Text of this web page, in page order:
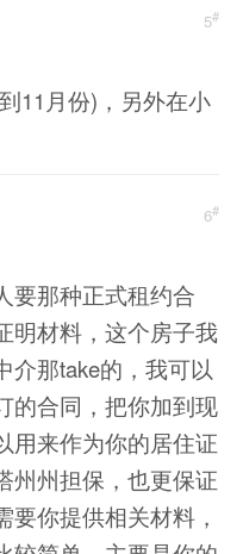
5#
11月份)，另外在小
6#
要那种正式租约合
明材料，这个房子我
介那take的，我可以
的合同，把你加到现
用来作为你的居住证
州州担保，也更保证
你提供相关材料，